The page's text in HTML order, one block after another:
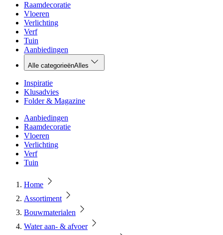
Raamdecoratie
Vloeren
Verlichting
Verf
Tuin
Aanbiedingen
Alle categorieënAlles
Inspiratie
Klusadvies
Folder & Magazine
Aanbiedingen
Raamdecoratie
Vloeren
Verlichting
Verf
Tuin
Home
Assortiment
Bouwmaterialen
Water aan- & afvoer